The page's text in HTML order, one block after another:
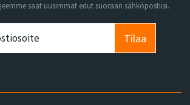
saat uusimmat edut suoraan sähköpostiisi.
Tilaa